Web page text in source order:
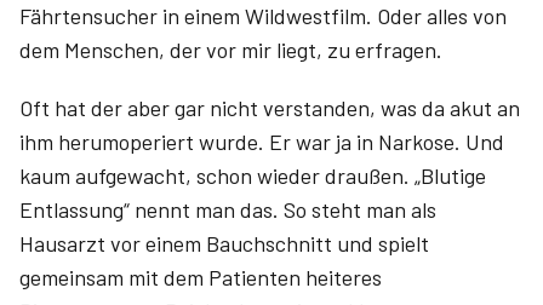
Fährtensucher in einem Wildwestfilm. Oder alles von
dem Menschen, der vor mir liegt, zu erfragen.
Oft hat der aber gar nicht verstanden, was da akut an
ihm herum­operiert wurde. Er war ja in Narkose. Und
kaum aufgewacht, schon wieder draußen. „Blutige
Entlassung“ nennt man das. So steht man als
Hausarzt vor einem Bauchschnitt und spielt
gemeinsam mit dem Patienten heiteres